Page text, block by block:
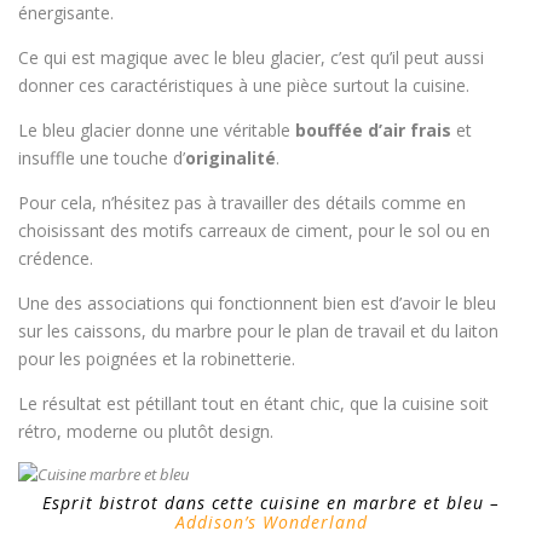
énergisante.
Ce qui est magique avec le bleu glacier, c’est qu’il peut aussi
donner ces caractéristiques à une pièce surtout la cuisine.
Le bleu glacier donne une véritable bouffée d’air frais et
insuffle une touche d’originalité.
Pour cela, n’hésitez pas à travailler des détails comme en
choisissant des motifs carreaux de ciment, pour le sol ou en
crédence.
Une des associations qui fonctionnent bien est d’avoir le bleu
sur les caissons, du marbre pour le plan de travail et du laiton
pour les poignées et la robinetterie.
Le résultat est pétillant tout en étant chic, que la cuisine soit
rétro, moderne ou plutôt design.
Esprit bistrot dans cette cuisine en marbre et bleu –
Addison’s Wonderland